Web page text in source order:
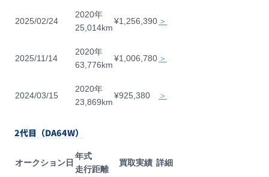
2025/02/24
2020年
25,014km
¥1,256,390 ＞
2025/11/14
2020年
63,776km
¥1,006,780 ＞
2024/03/15
2020年
23,869km
¥925,380 ＞
2代目（DA64W）
オークション日
年式
走行距離
買取実績 詳細